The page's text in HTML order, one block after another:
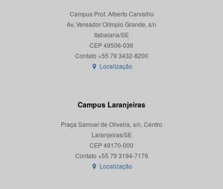
Campus Prof. Alberto Carvalho
Av. Vereador Olímpio Grande, s/n
Itabaiana/SE
CEP 49506-036
Localização
Campus Laranjeiras
Praça Samuel de Oliveira, s/n, Centro
Laranjeiras/SE
CEP 49170-000
Localização